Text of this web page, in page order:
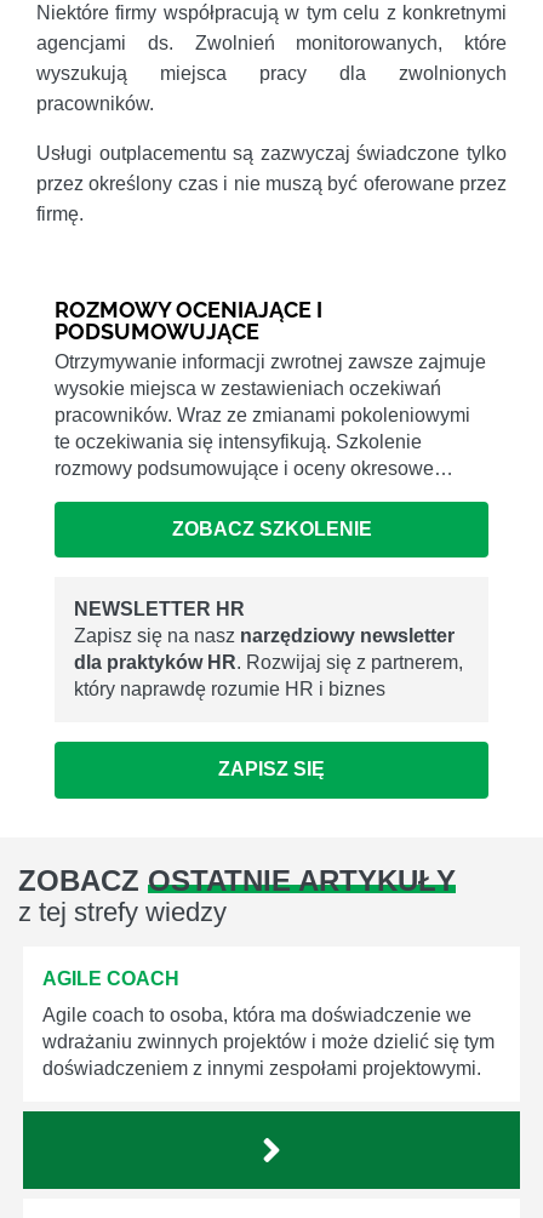
Niektóre firmy współpracują w tym celu z konkretnymi
agencjami ds. Zwolnień monitorowanych, które
wyszukują miejsca pracy dla zwolnionych
pracowników.
Usługi outplacementu są zazwyczaj świadczone tylko
przez określony czas i nie muszą być oferowane przez
firmę.
ROZMOWY OCENIAJĄCE I
PODSUMOWUJĄCE
Otrzymywanie informacji zwrotnej zawsze zajmuje
wysokie miejsca w zestawieniach oczekiwań
pracowników. Wraz ze zmianami pokoleniowymi
te oczekiwania się intensyfikują. Szkolenie
rozmowy podsumowujące i oceny okresowe…
ZOBACZ SZKOLENIE
NEWSLETTER HR
Zapisz się na nasz narzędziowy newsletter
dla praktyków HR. Rozwijaj się z partnerem,
który naprawdę rozumie HR i biznes
ZAPISZ SIĘ
ZOBACZ OSTATNIE ARTYKUŁY
z tej strefy wiedzy
AGILE COACH
Agile coach to osoba, która ma doświadczenie we
wdrażaniu zwinnych projektów i może dzielić się tym
doświadczeniem z innymi zespołami projektowymi.